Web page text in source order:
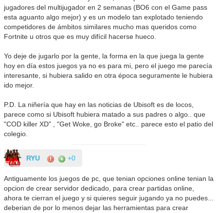
jugadores del multijugador en 2 semanas (BO6 con el Game pass
esta aguanto algo mejor) y es un modelo tan explotado teniendo
competidores de ámbitos similares mucho mas queridos como
Fortnite u otros que es muy difícil hacerse hueco.
Yo deje de jugarlo por la gente, la forma en la que juega la gente
hoy en día estos juegos ya no es para mi, pero el juego me parecía
interesante, si hubiera salido en otra época seguramente le hubiera
ido mejor.
P.D. La niñería que hay en las noticias de Ubisoft es de locos,
parece como si Ubisoft hubiera matado a sus padres o algo.. que
"COD killer XD" , "Get Woke, go Broke" etc.. parece esto el patio del
colegio.
RYU +0
Antiguamente los juegos de pc, que tenian opciones online tenian la
opcion de crear servidor dedicado, para crear partidas online,
ahora te cierran el juego y si quieres seguir jugando ya no puedes...
deberian de por lo menos dejar las herramientas para crear